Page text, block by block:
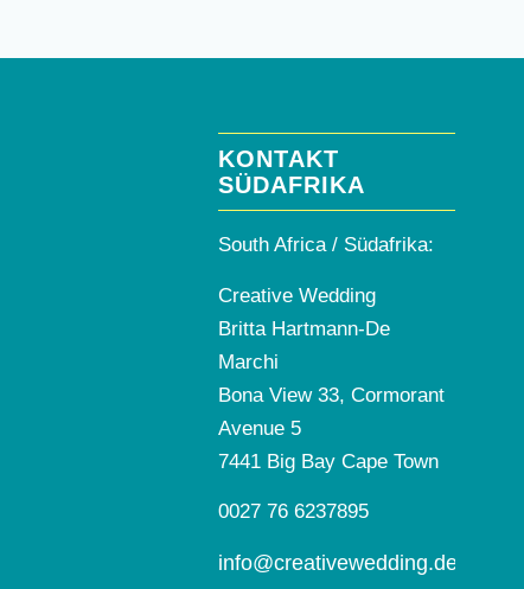
KONTAKT
SÜDAFRIKA
South Africa / Südafrika:
Creative Wedding
Britta Hartmann-De
Marchi
Bona View 33, Cormorant
Avenue 5
7441 Big Bay Cape Town
0027 76 6237895
info@creativewedding.de